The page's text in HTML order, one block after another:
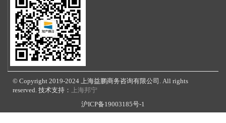
© Copyright 2019-2024 上海益鹏商务咨询有限公司. All rights
reserved. 技术支持：
上海邦宁
沪ICP备19003185号-1